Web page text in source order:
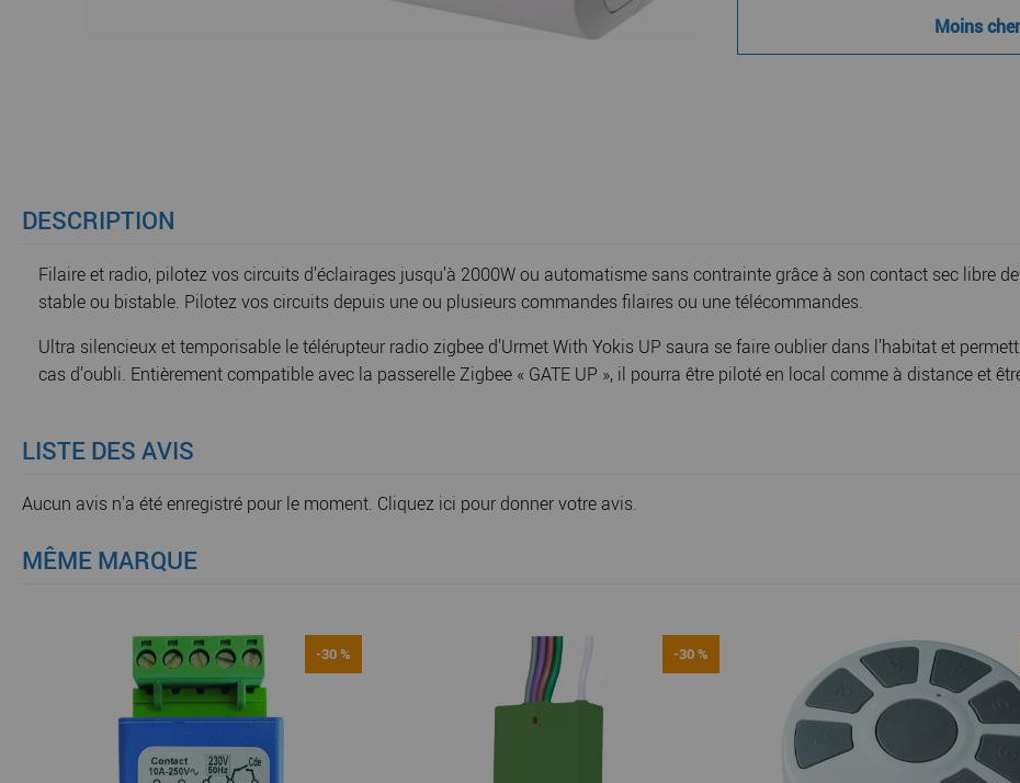
Moins
DESCRIPTION
Filaire et radio, pilotez vos circuits d’éclairages jusqu’à 2000W ou automatisme sans contrainte grâce à son contact sec libre
stable ou bistable. Pilotez vos circuits depuis une ou plusieurs commandes filaires ou une télécommandes.
Ultra silencieux et temporisable le télérupteur radio zigbee d’Urmet With Yokis UP saura se faire oublier dans l’habitat et
cas d’oubli. Entièrement compatible avec la passerelle Zigbee « GATE UP », il pourra être piloté en local comme à distance et
LISTE DES AVIS
Aucun avis n'a été enregistré pour le moment. Cliquez ici pour donner votre avis.
MÊME MARQUE
-30 % -30 %